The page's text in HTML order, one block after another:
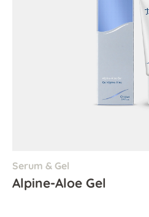
Serum & Gel
Alpine-Aloe Gel